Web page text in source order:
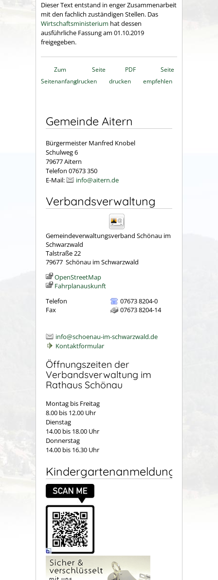
Dieser Text entstand in enger Zusammenarbeit
mit den fachlich zuständigen Stellen. Das
Wirtschaftsministerium hat dessen
ausführliche Fassung am 01.10.2019
freigegeben.
Zum
Seitenanfang
Seite
drucken
PDF
drucken
Seite
empfehlen
Gemeinde Aitern
Bürgermeister Manfred Knobel
Schulweg 6
79677 Aitern
Telefon 07673 350
E-Mail:
info@aitern.de
Verbandsverwaltung
Gemeindeverwaltungsverband Schönau im
Schwarzwald
Talstraße 22
79677 Schönau im Schwarzwald
OpenStreetMap
Fahrplanauskunft
Telefon
07673 8204-0
Fax
07673 8204-14
info@schoenau-im-schwarzwald.de
Kontaktformular
Öffnungszeiten der
Verbandsverwaltung im
Rathaus Schönau
Montag bis Freitag
8.00 bis 12.00 Uhr
Dienstag
14.00 bis 18.00 Uhr
Donnerstag
14.00 bis 16.30 Uhr
Kindergartenanmeldung